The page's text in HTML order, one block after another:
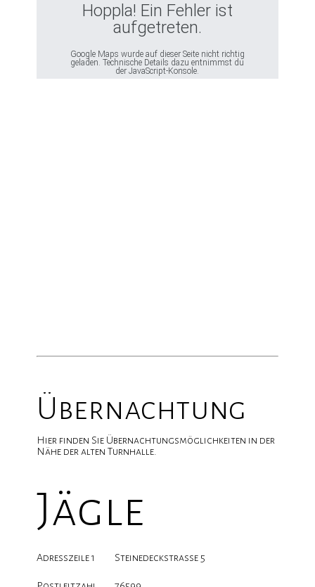
Hoppla! Ein Fehler ist
aufgetreten.
Google Maps wurde auf dieser Seite nicht richtig
geladen. Technische Details dazu entnimmst du
der JavaScript-Konsole.
Übernachtung
Hier finden Sie Übernachtungsmöglichkeiten in der
Nähe der alten Turnhalle.
Jägle
Adresszeile 1 Steinedeckstrasse 5